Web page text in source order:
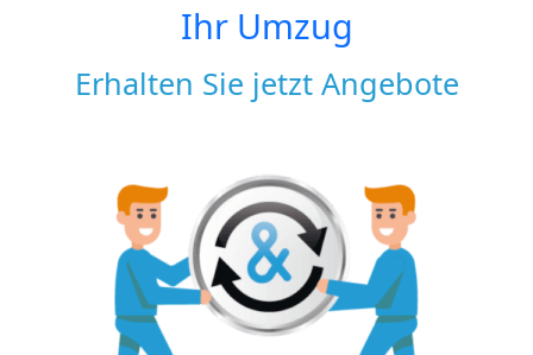
Ihr Umzug
Erhalten Sie jetzt Angebote